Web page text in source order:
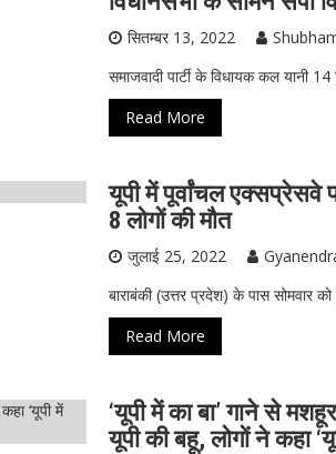
सितम्बर 13, 2022
समाजवादी पार्टी के विधायक कल यानी
Read More
यूपी में पूर्वांचल
8 लोगों की मौत
जुलाई 25, 2022
बाराबंकी (उत्तर प्रदेश) के पास सोमवार
Read More
‘यूपी में का बा’ गाने से
यूपी की बहू, लोगों ने कहा